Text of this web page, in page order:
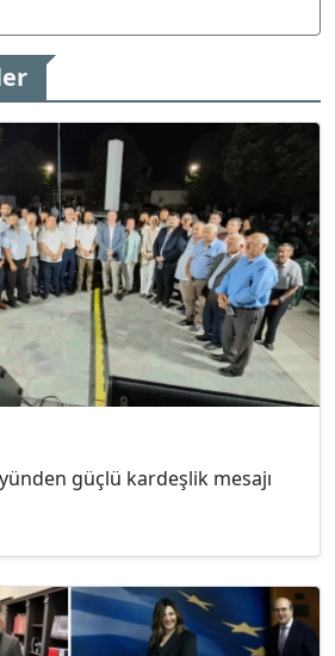
güçlü kardeşlik mesajı